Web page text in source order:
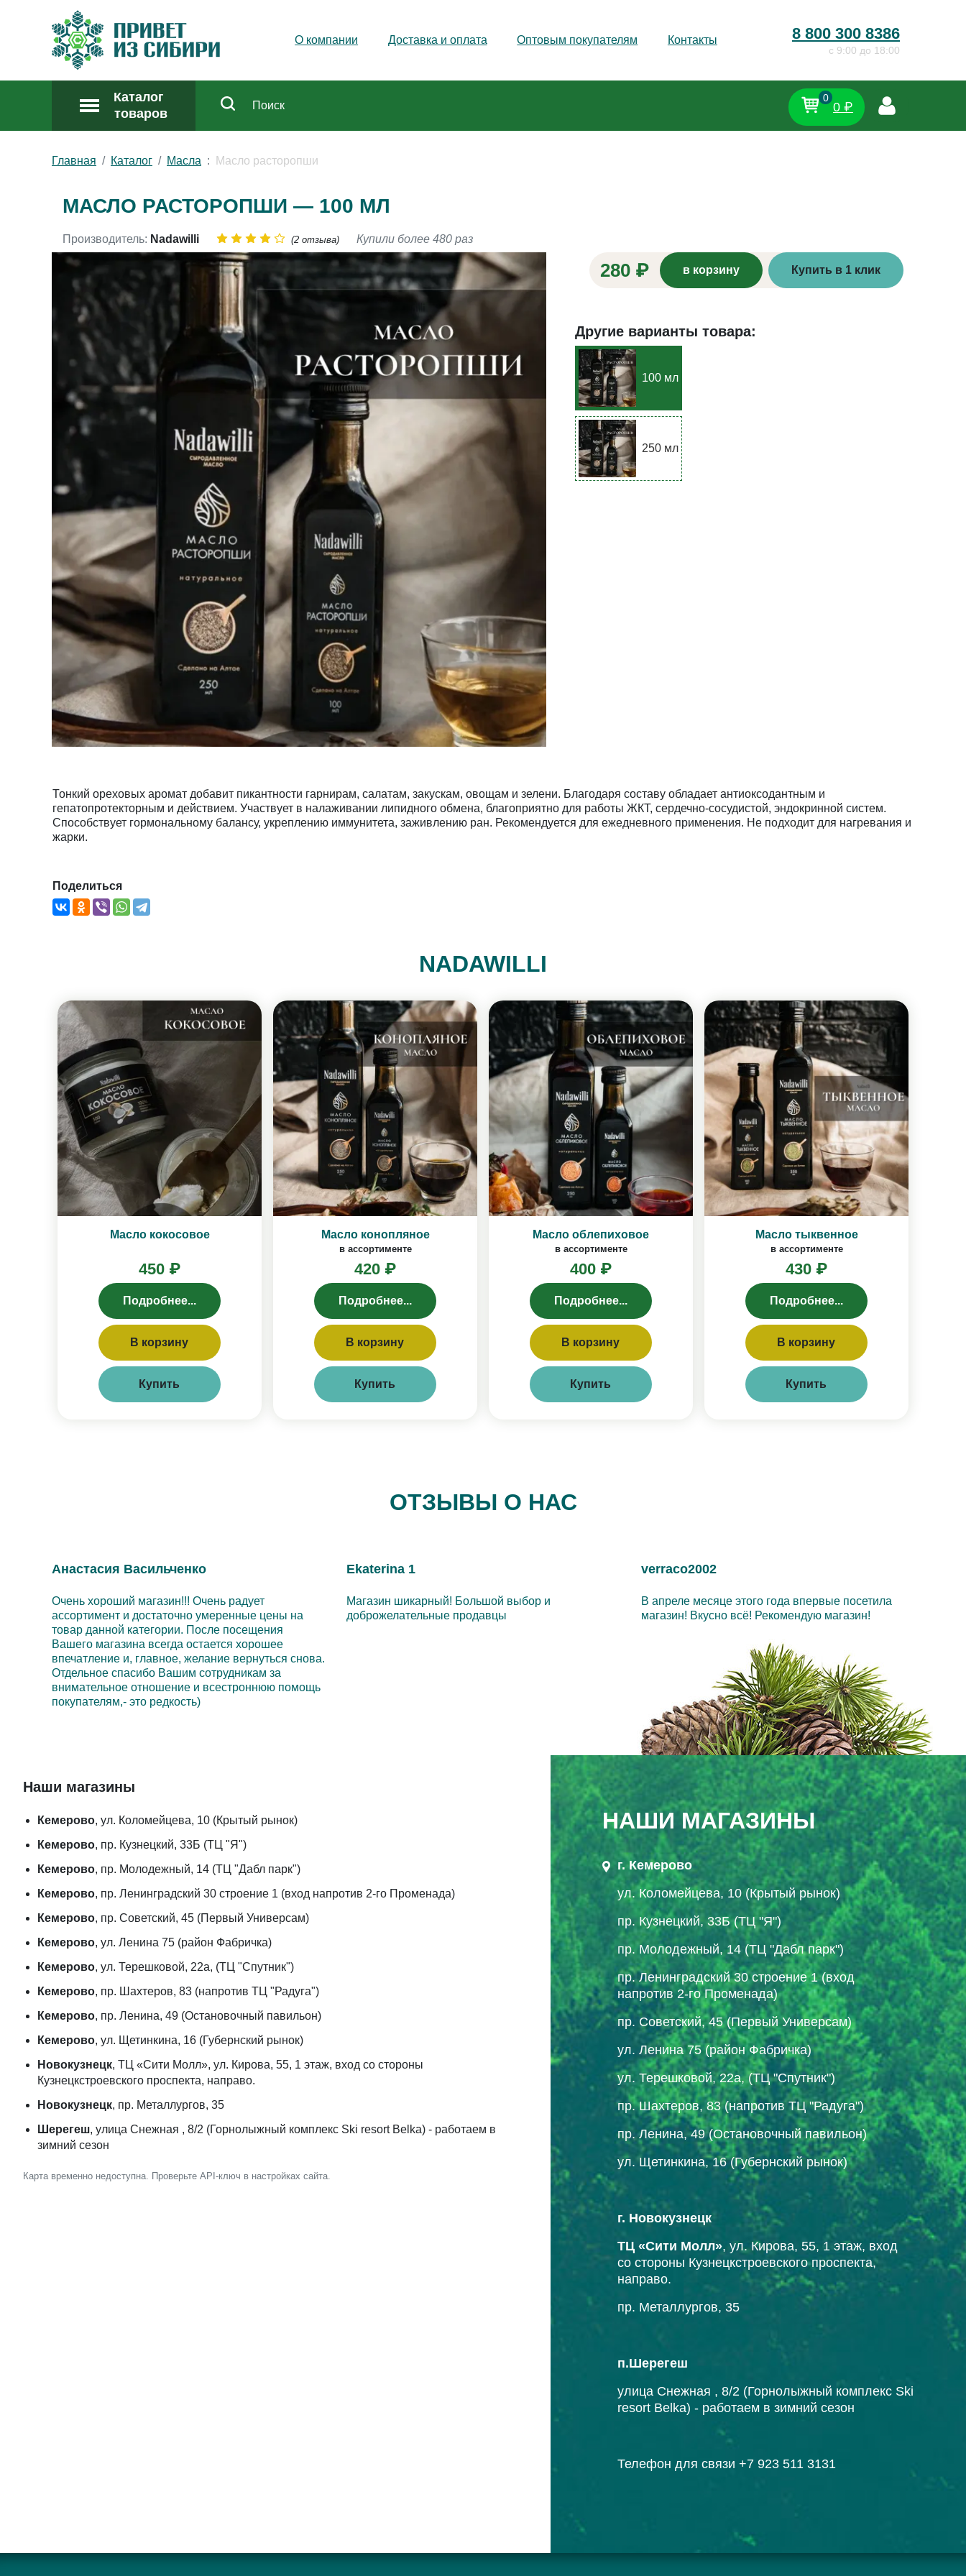
О компании Доставка и оплата Оптовым покупателям Контакты 8 800 300 8386
c 9:00 до 18:00
Каталог
товаров
0
0 ₽
Главная Каталог Масла Масло расторопши
МАСЛО РАСТОРОПШИ — 100 МЛ
Производитель: Nadawilli (2 отзыва) Купили более 480 раз
280 ₽ в корзину Купить в 1 клик
Другие варианты товара:
100 мл
250 мл
Тонкий ореховых аромат добавит пикантности гарнирам, салатам, закускам, овощам и зелени. Благодаря составу обладает антиоксодантным и
гепатопротекторным и действием. Участвует в налаживании липидного обмена, благоприятно для работы ЖКТ, сердечно-сосудистой, эндокринной систем.
Способствует гормональному балансу, укреплению иммунитета, заживлению ран. Рекомендуется для ежедневного применения. Не подходит для нагревания и
жарки.
Поделиться
NADAWILLI
Масло кокосовое
450 ₽
Подробнее...
В корзину
Купить
Масло конопляное
в ассортименте
420 ₽
Подробнее...
В корзину
Купить
Масло облепиховое
в ассортименте
400 ₽
Подробнее...
В корзину
Купить
Масло тыквенное
в ассортименте
430 ₽
Подробнее...
В корзину
Купить
ОТЗЫВЫ О НАС
Анастасия Васильченко
Очень хороший магазин!!! Очень радует
ассортимент и достаточно умеренные цены на
товар данной категории. После посещения
Вашего магазина всегда остается хорошее
впечатление и, главное, желание вернуться снова.
Отдельное спасибо Вашим сотрудникам за
внимательное отношение и всестроннюю помощь
покупателям,- это редкость)
Ekaterina 1
Магазин шикарный! Большой выбор и
доброжелательные продавцы
verraco2002
В апреле месяце этого года впервые посетила
магазин! Вкусно всё! Рекомендую магазин!
Наши магазины
Кемерово, ул. Коломейцева, 10 (Крытый рынок)
Кемерово, пр. Кузнецкий, 33Б (ТЦ "Я")
Кемерово, пр. Молодежный, 14 (ТЦ "Дабл парк")
Кемерово, пр. Ленинградский 30 строение 1 (вход напротив 2-го Променада)
Кемерово, пр. Советский, 45 (Первый Универсам)
Кемерово, ул. Ленина 75 (район Фабричка)
Кемерово, ул. Терешковой, 22а, (ТЦ "Спутник")
Кемерово, пр. Шахтеров, 83 (напротив ТЦ "Радуга")
Кемерово, пр. Ленина, 49 (Остановочный павильон)
Кемерово, ул. Щетинкина, 16 (Губернский рынок)
Новокузнецк, ТЦ «Сити Молл», ул. Кирова, 55, 1 этаж, вход со стороны
Кузнецкстроевского проспекта, направо.
Новокузнецк, пр. Металлургов, 35
Шерегеш, улица Снежная , 8/2 (Горнолыжный комплекс Ski resort Belka) - работаем в
зимний сезон
Карта временно недоступна. Проверьте API-ключ в настройках сайта.
НАШИ МАГАЗИНЫ
г. Кемерово
ул. Коломейцева, 10 (Крытый рынок)
пр. Кузнецкий, 33Б (ТЦ "Я")
пр. Молодежный, 14 (ТЦ "Дабл парк")
пр. Ленинградский 30 строение 1 (вход
напротив 2-го Променада)
пр. Советский, 45 (Первый Универсам)
ул. Ленина 75 (район Фабричка)
ул. Терешковой, 22а, (ТЦ "Спутник")
пр. Шахтеров, 83 (напротив ТЦ "Радуга")
пр. Ленина, 49 (Остановочный павильон)
ул. Щетинкина, 16 (Губернский рынок)
г. Новокузнецк
ТЦ «Сити Молл», ул. Кирова, 55, 1 этаж, вход
со стороны Кузнецкстроевского проспекта,
направо.
пр. Металлургов, 35
п.Шерегеш
улица Снежная , 8/2 (Горнолыжный комплекс Ski
resort Belka) - работаем в зимний сезон
Телефон для связи +7 923 511 3131